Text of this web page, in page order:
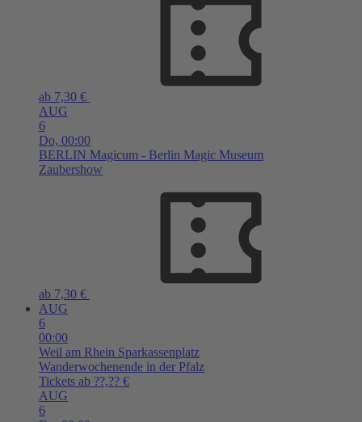
ab 7,30 €
AUG
6
Do, 00:00
BERLIN Magicum - Berlin Magic Museum
Zaubershow
ab 7,30 €
AUG
6
00:00
Weil am Rhein Sparkassenplatz
Wanderwochenende in der Pfalz
Tickets ab ??,?? €
AUG
6